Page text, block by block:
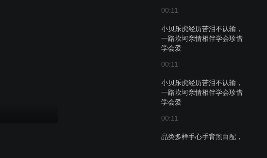
00:11
小贝乐虎经历苦泪不认输，
一路坎坷亲情相伴学会珍惜
学会爱
00:11
小贝乐虎经历苦泪不认输，
一路坎坷亲情相伴学会珍惜
学会爱
00:11
品类多样手心手背黑白配，